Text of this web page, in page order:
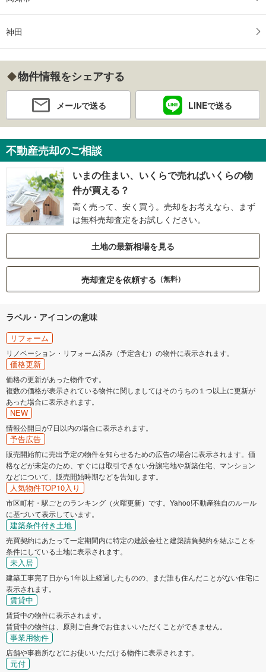
神田
物件情報をシェアする
メールで送る LINEで送る
不動産売却のご相談
いまの住まい、いくらで売ればいくらの物
件が買える？
高く売って、安く買う。売却をお考えなら、まず
は無料売却査定をお試しください。
土地の最新相場を見る
売却査定を依頼する （無料）
ラベル・アイコンの意味
リフォーム
リノベーション・リフォーム済み（予定含む）の物件に表示されます。
価格更新
価格の更新があった物件です。
複数の価格が表示されている物件に関しましてはそのうちの１つ以上に更新が
あった場合に表示されます。
NEW
情報公開日が7日以内の場合に表示されます。
予告広告
販売開始前に売出予定の物件を知らせるための広告の場合に表示されます。価
格などが未定のため、すぐには取引できない分譲宅地や新築住宅、マンション
などについて、販売開始時期などを告知します。
人気物件TOP10入り
市区町村・駅ごとのランキング（火曜更新）です。Yahoo!不動産独自のルール
に基づいて表示しています。
建築条件付き土地
売買契約にあたって一定期間内に特定の建設会社と建築請負契約を結ぶことを
条件にしている土地に表示されます。
未入居
建築工事完了日から1年以上経過したものの、まだ誰も住んだことがない住宅に
表示されます。
賃貸中
賃貸中の物件に表示されます。
賃貸中の物件は、原則ご自身でお住まいいただくことができません。
事業用物件
店舗や事務所などにお使いいただける物件に表示されます。
元付